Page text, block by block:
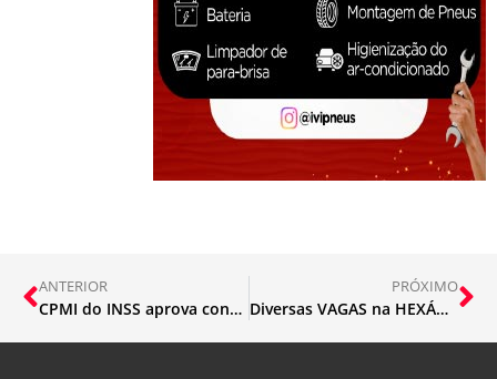
ANTERIOR
CPMI do INSS aprova convocação de parentes e sócios de investigados
PRÓXIMO
Diversas VAGAS na HEXÁGONO